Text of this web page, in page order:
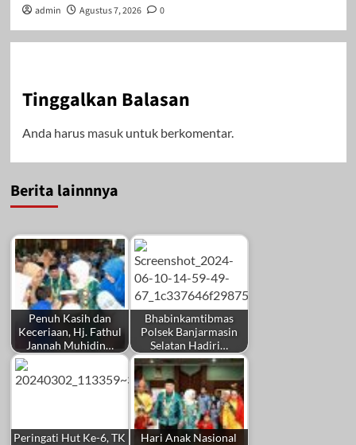
admin Agustus 7, 2026 0
Tinggalkan Balasan
Anda harus masukuntuk berkomentar.
Berita lainnnya
Penuh Kasih dan
Keceriaan, Hj. Fathul
Jannah Muhidin…
Bhabinkamtibmas
Polsek Banjarmasin
Selatan Hadiri…
Peringati Hut Ke-6, TK
Hari Anak Nasional